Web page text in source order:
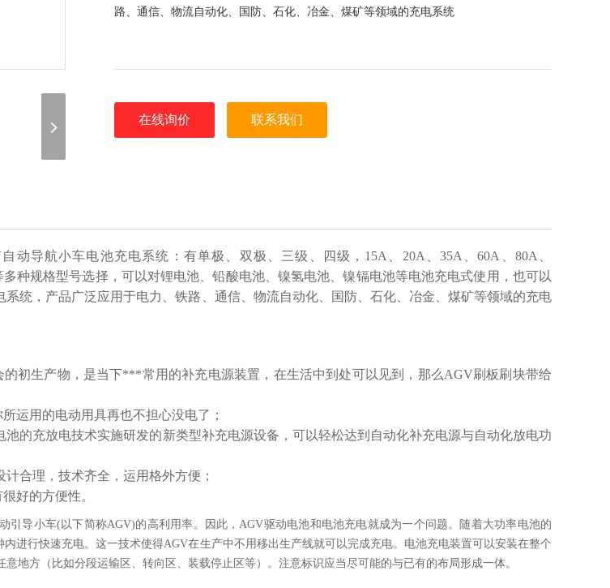
路、通信、物流自动化、国防、石化、冶金、煤矿等领域的充电系统
在线询价 联系我们
动导航小车电池充电系统：有单极、双极、三级、四级，15A、20A、35A、60A、80A、
多种规格型号选择，可以对锂电池、铅酸电池、镍氢电池、镍镉电池等电池充电式使用，也可以
系统，产品广泛应用于电力、铁路、通信、物流自动化、国防、石化、冶金、煤矿等领域的充电
初生产物，是当下***常用的补充电源装置，在生活中到处可以见到，那么AGV刷板刷块带给
运用的电动用具再也不担心没电了；
的充放电技术实施研发的新类型补充电源设备，可以轻松达到自动化补充电源与自动化放电功
合理，技术齐全，运用格外方便；
好的方便性。
引导小车(以下简称AGV)的高利用率。因此，AGV驱动电池和电池充电就成为一个问题。随着大功率电池的
进行快速充电。这一技术使得AGV在生产中不用移出生产线就可以完成充电。电池充电装置可以安装在整个
地方（比如分段运输区、转向区、装载停止区等）。注意标识应当尽可能的与已有的布局形成一体。